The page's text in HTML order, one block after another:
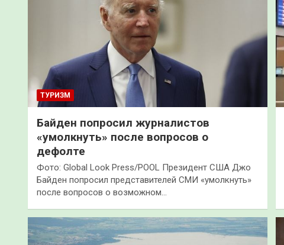
ТУРИЗМ
Байден попросил журналистов
«умолкнуть» после вопросов о
дефолте
Фото: Global Look Press/POOL Президент США Джо
Байден попросил представителей СМИ «умолкнуть»
после вопросов о возможном…